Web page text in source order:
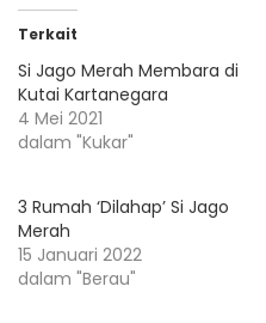
Terkait
Si Jago Merah Membara di
Kutai Kartanegara
4 Mei 2021
dalam "Kukar"
3 Rumah ‘Dilahap’ Si Jago
Merah
15 Januari 2022
dalam "Berau"